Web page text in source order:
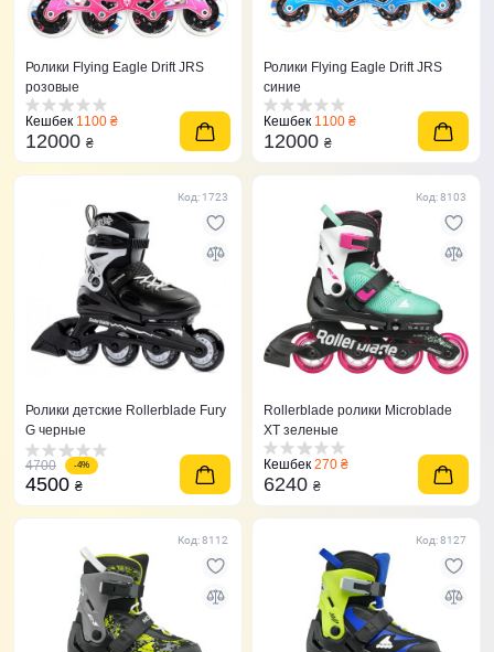
Ролики Flying Eagle Drift JRS
розовые
Кешбек 1100 ₴
12000 ₴
Ролики Flying Eagle Drift JRS
синие
Кешбек 1100 ₴
12000 ₴
Код: 1723
Ролики детские Rollerblade Fury
G черные
4700 -4%
4500 ₴
Код: 8103
Rollerblade ролики Microblade
XT зеленые
Кешбек 270 ₴
6240 ₴
Код: 8112 Код: 8127